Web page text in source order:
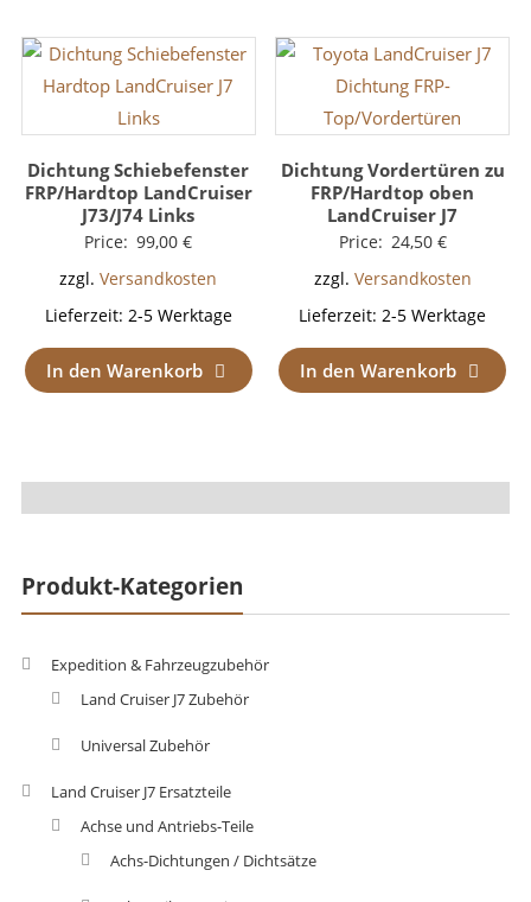
Dichtung Schiebefenster
FRP/Hardtop LandCruiser
J73/J74 Links
Price: 99,00€
zzgl.Versandkosten
Lieferzeit: 2-5 Werktage
In den Warenkorb
Dichtung Vordertüren zu
FRP/Hardtop oben
LandCruiser J7
Price: 24,50 €
zzgl. Versandkosten
Lieferzeit:2-5 Werktage
In den Warenkorb
Produkt-Kategorien
Expedition & Fahrzeugzubehör
Land Cruiser J7 Zubehör
Universal Zubehör
Land Cruiser J7 Ersatzteile
Achse und Antriebs-Teile
Achs-Dichtungen / Dichtsätze